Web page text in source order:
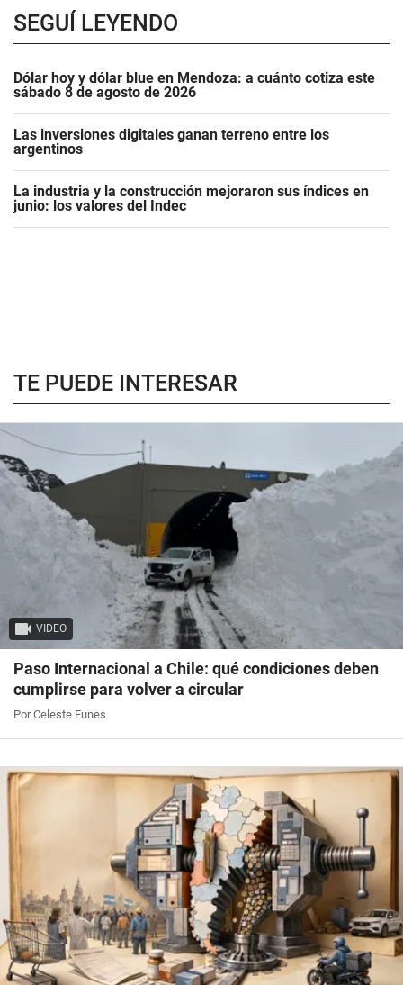
SEGUÍ LEYENDO
Dólar hoy y dólar blue en Mendoza: a cuánto cotiza este
sábado 8 de agosto de 2026
Las inversiones digitales ganan terreno entre los
argentinos
La industria y la construcción mejoraron sus índices en
junio: los valores del Indec
TE PUEDE INTERESAR
VIDEO
Paso Internacional a Chile: qué condiciones deben
cumplirse para volver a circular
Por Celeste Funes